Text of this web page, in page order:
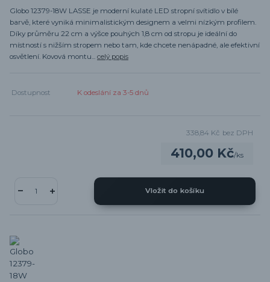
Globo 12379-18W LASSE je moderní kulaté LED stropní svítidlo v bílé
barvě, které vyniká minimalistickým designem a velmi nízkým profilem.
Díky průměru 22 cm a výšce pouhých 1,8 cm od stropu je ideální do
místností s nižším stropem nebo tam, kde chcete nenápadné, ale efektivní
osvětlení. Kovová montu... celý popis
Dostupnost K odeslání za 3-5 dnů
410,00 Kč/ks
338,84 Kč bez DPH
Vložit do košíku